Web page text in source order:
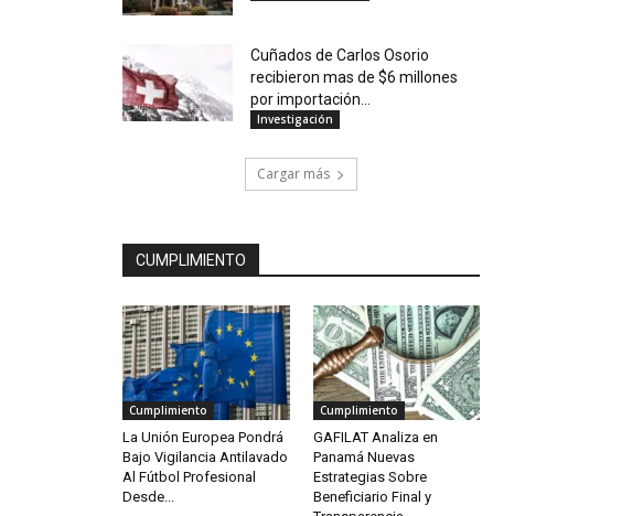
Cuñados de Carlos Osorio
recibieron mas de $6 millones
por importación...
Investigación
Cargar más
CUMPLIMIENTO
Cumplimiento
La Unión Europea Pondrá
Bajo Vigilancia Antilavado
Al Fútbol Profesional
Desde...
Cumplimiento
GAFILAT Analiza en
Panamá Nuevas
Estrategias Sobre
Beneficiario Final y